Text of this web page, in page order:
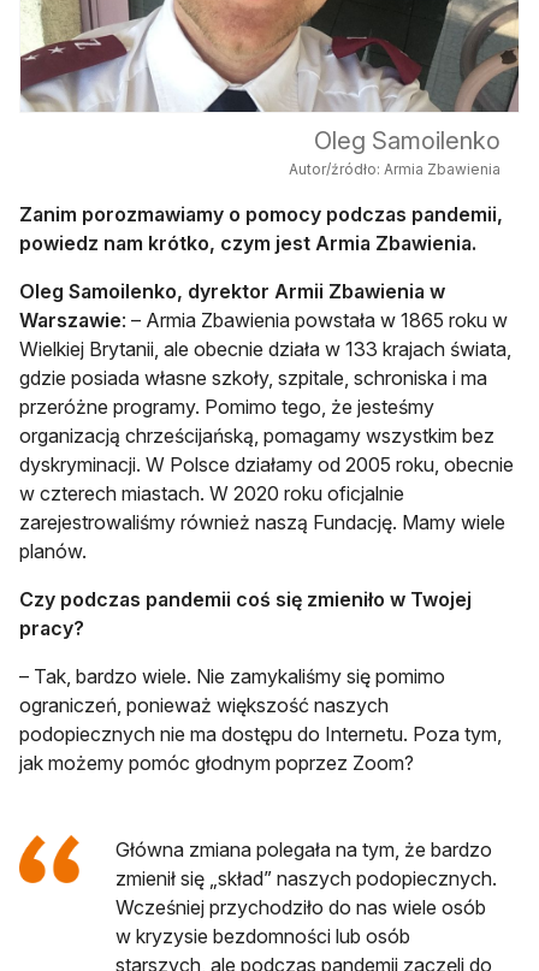
Oleg Samoilenko
Autor/źródło: Armia Zbawienia
Zanim porozmawiamy o pomocy podczas pandemii,
powiedz nam krótko, czym jest Armia Zbawienia.
Oleg Samoilenko, dyrektor Armii Zbawienia w
Warszawie: – Armia Zbawienia powstała w 1865 roku w
Wielkiej Brytanii, ale obecnie działa w 133 krajach świata,
gdzie posiada własne szkoły, szpitale, schroniska i ma
przeróżne programy. Pomimo tego, że jesteśmy
organizacją chrześcijańską, pomagamy wszystkim bez
dyskryminacji. W Polsce działamy od 2005 roku, obecnie
w czterech miastach. W 2020 roku oficjalnie
zarejestrowaliśmy również naszą Fundację. Mamy wiele
planów.
Czy podczas pandemii coś się zmieniło w Twojej
pracy?
– Tak, bardzo wiele. Nie zamykaliśmy się pomimo
ograniczeń, ponieważ większość naszych
podopiecznych nie ma dostępu do Internetu. Poza tym,
jak możemy pomóc głodnym poprzez Zoom?
Główna zmiana polegała na tym, że bardzo
zmienił się „skład” naszych podopiecznych.
Wcześniej przychodziło do nas wiele osób
w kryzysie bezdomności lub osób
starszych, ale podczas pandemii zaczęli do